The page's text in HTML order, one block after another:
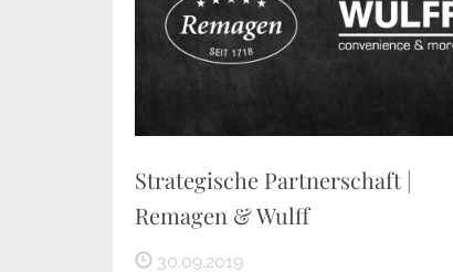
Strategische Partnerschaft |
Remagen & Wulff
30.09.2019